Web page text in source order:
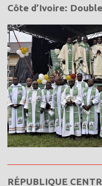
Côte d’Ivoire:
RÉPUBLIQUE